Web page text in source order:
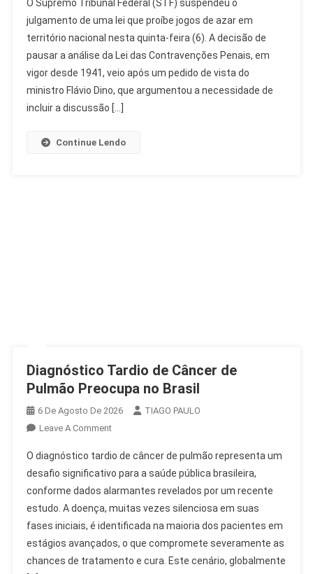
Suspende
Análise
De
Lei
Sobre
Jogos
De
O Supremo Tribunal Federal (STF) suspendeu o
julgamento de uma lei que proíbe jogos de azar em
território nacional nesta quinta-feira (6). A decisão de
pausar a análise da Lei das Contravenções Penais, em
vigor desde 1941, veio após um pedido de vista do
ministro Flávio Dino, que argumentou a necessidade de
incluir a discussão […]
Continue Lendo
Diagnóstico Tardio de Câncer de
Pulmão Preocupa no Brasil
6 De Agosto De 2026
TIAGO PAULO
Leave A CommentOn
Tardio
De
Câncer
De
Pulmão
Preocupa
No
O diagnóstico tardio de câncer de pulmão representa um
desafio significativo para a saúde pública brasileira,
conforme dados alarmantes revelados por um recente
estudo. A doença, muitas vezes silenciosa em suas
fases iniciais, é identificada na maioria dos pacientes em
estágios avançados, o que compromete severamente as
chances de tratamento e cura. Este cenário, globalmente